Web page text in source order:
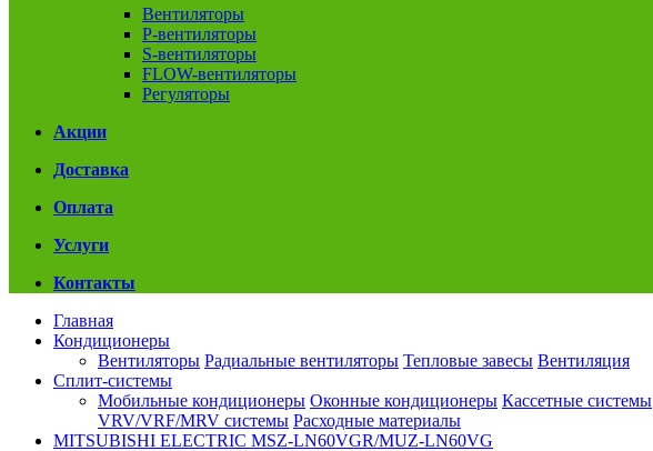
Вентиляторы
P-вентиляторы
S-вентиляторы
FLOW-вентиляторы
Регуляторы
Акции
Доставка
Оплата
Услуги
Контакты
Главная
Кондиционеры
Вентиляторы Радиальные вентиляторы Тепловые завесы Вентиляция
Сплит-системы
Мобильные кондиционеры Оконные кондиционеры Кассетные системы
VRV/VRF/MRV системы Расходные материалы
MITSUBISHI ELECTRIC MSZ-LN60VGR/MUZ-LN60VG